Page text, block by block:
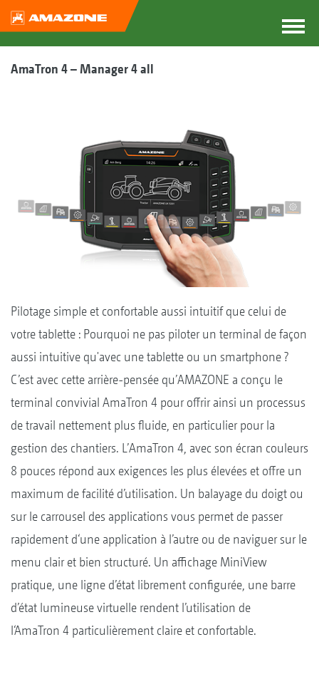
AmaTron 4 – Manager 4 all
Pilotage simple et confortable aussi intuitif que celui de
votre tablette : Pourquoi ne pas piloter un terminal de façon
aussi intuitive qu'avec une tablette ou un smartphone ?
C’est avec cette arrière-pensée qu’AMAZONE a conçu le
terminal convivial AmaTron 4 pour offrir ainsi un processus
de travail nettement plus fluide, en particulier pour la
gestion des chantiers. L’AmaTron 4, avec son écran couleurs
8 pouces répond aux exigences les plus élevées et offre un
maximum de facilité d’utilisation. Un balayage du doigt ou
sur le carrousel des applications vous permet de passer
rapidement d‘une application à l’autre ou de naviguer sur le
menu clair et bien structuré. Un affichage MiniView
pratique, une ligne d’état librement configurée, une barre
d’état lumineuse virtuelle rendent l’utilisation de
l‘AmaTron 4 particulièrement claire et confortable.